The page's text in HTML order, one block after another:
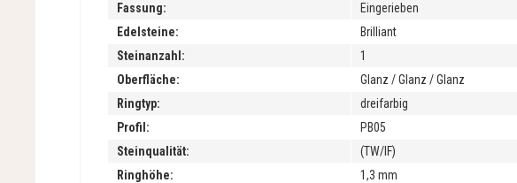
Fassung:
Eingerieben
Edelsteine:
Brilliant
Steinanzahl:
1
Oberfläche:
Glanz / Glanz / Glanz
Ringtyp:
dreifarbig
Profil:
PB05
Steinqualität:
(TW/IF)
Ringhöhe:
1,3 mm